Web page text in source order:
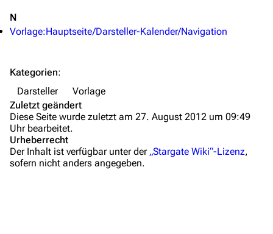
FAQ
Anfragen
Administrations-Übersicht
Löschantrag
Vandalismus melden
N
Vorlage:Hauptseite/Darsteller-Kalender/Navigation
Kategorien:
Darsteller
Vorlage
Zuletzt geändert
Diese Seite wurde zuletzt am 27. August 2012 um 09:49
Uhr bearbeitet.
Urheberrecht
Der Inhalt ist verfügbar unter der „Stargate Wiki“-Lizenz,
sofern nicht anders angegeben.